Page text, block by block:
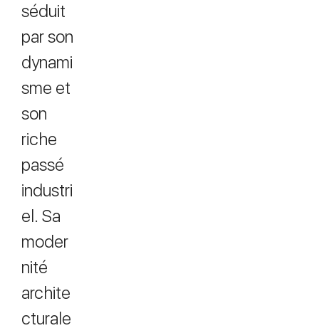
séduit
par son
dynami
sme et
son
riche
passé
industri
el. Sa
moder
nité
archite
cturale